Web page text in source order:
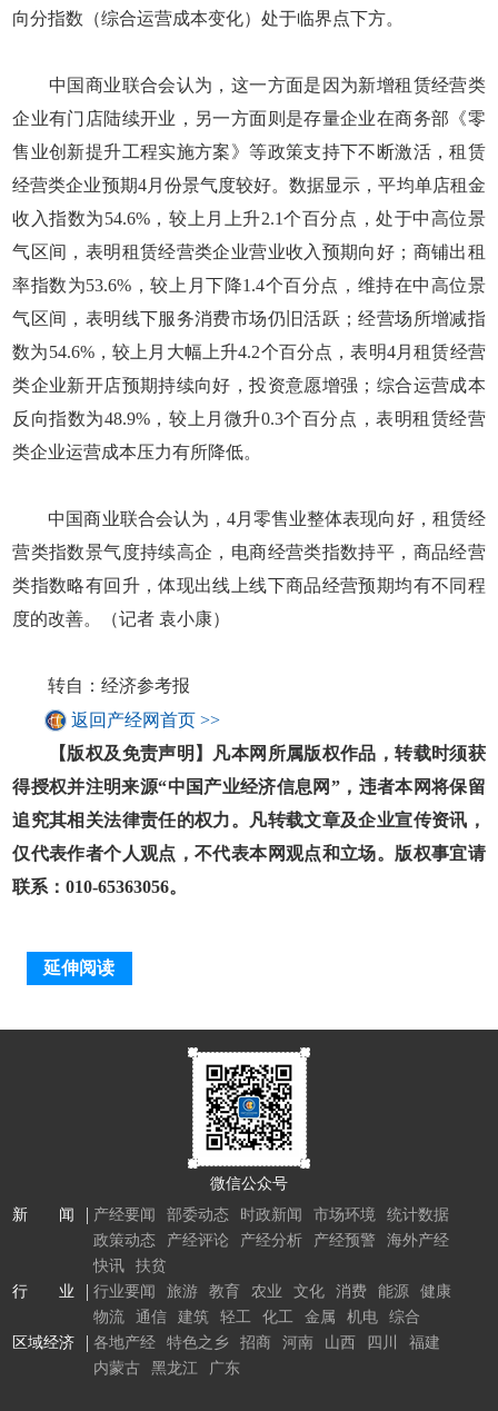
向分指数（综合运营成本变化）处于临界点下方。
中国商业联合会认为，这一方面是因为新增租赁经营类
企业有门店陆续开业，另一方面则是存量企业在商务部《零
售业创新提升工程实施方案》等政策支持下不断激活，租赁
经营类企业预期4月份景气度较好。数据显示，平均单店租金
收入指数为54.6%，较上月上升2.1个百分点，处于中高位景
气区间，表明租赁经营类企业营业收入预期向好；商铺出租
率指数为53.6%，较上月下降1.4个百分点，维持在中高位景
气区间，表明线下服务消费市场仍旧活跃；经营场所增减指
数为54.6%，较上月大幅上升4.2个百分点，表明4月租赁经营
类企业新开店预期持续向好，投资意愿增强；综合运营成本
反向指数为48.9%，较上月微升0.3个百分点，表明租赁经营
类企业运营成本压力有所降低。
中国商业联合会认为，4月零售业整体表现向好，租赁经
营类指数景气度持续高企，电商经营类指数持平，商品经营
类指数略有回升，体现出线上线下商品经营预期均有不同程
度的改善。（记者 袁小康）
转自：经济参考报
返回产经网首页 >>
【版权及免责声明】凡本网所属版权作品，转载时须获
得授权并注明来源“中国产业经济信息网”，违者本网将保留
追究其相关法律责任的权力。凡转载文章及企业宣传资讯，
仅代表作者个人观点，不代表本网观点和立场。版权事宜请
联系：010-65363056。
延伸阅读
微信公众号
新 闻
产经要闻 部委动态 时政新闻 市场环境
统计数据
政策动态
产经评论 产经分析 产经预警
海外产经
快讯
扶贫
行 业
行业要闻 旅游 教育 农业 文化 消费 能源
健康
物流
通信 建筑 轻工 化工 金属 机电
综合
区域经济
各地产经 特色之乡 招商 河南 山西 四川
福建
内蒙古
黑龙江 广东